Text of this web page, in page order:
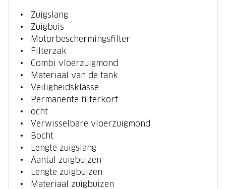
Zuigslang
Zuigbuis
Motorbeschermingsfilter
Filterzak
Combi vloerzuigmond
Materiaal van de tank
Veiligheidsklasse
Permanente filterkorf
ocht
Verwisselbare vloerzuigmond
Bocht
Lengte zuigslang
Aantal zuigbuizen
Lengte zuigbuizen
Materiaal zuigbuizen